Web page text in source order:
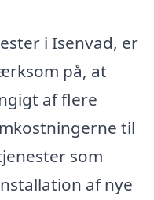
i Isenvad, er
på, at
af flere
til
som
af nye